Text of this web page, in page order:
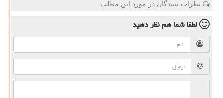
نظرات بینندگان در مورد این مطلب
لطفا شما همنظر دهید